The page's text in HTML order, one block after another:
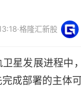
·格隆汇新股
星发展进程中
成部署的主体